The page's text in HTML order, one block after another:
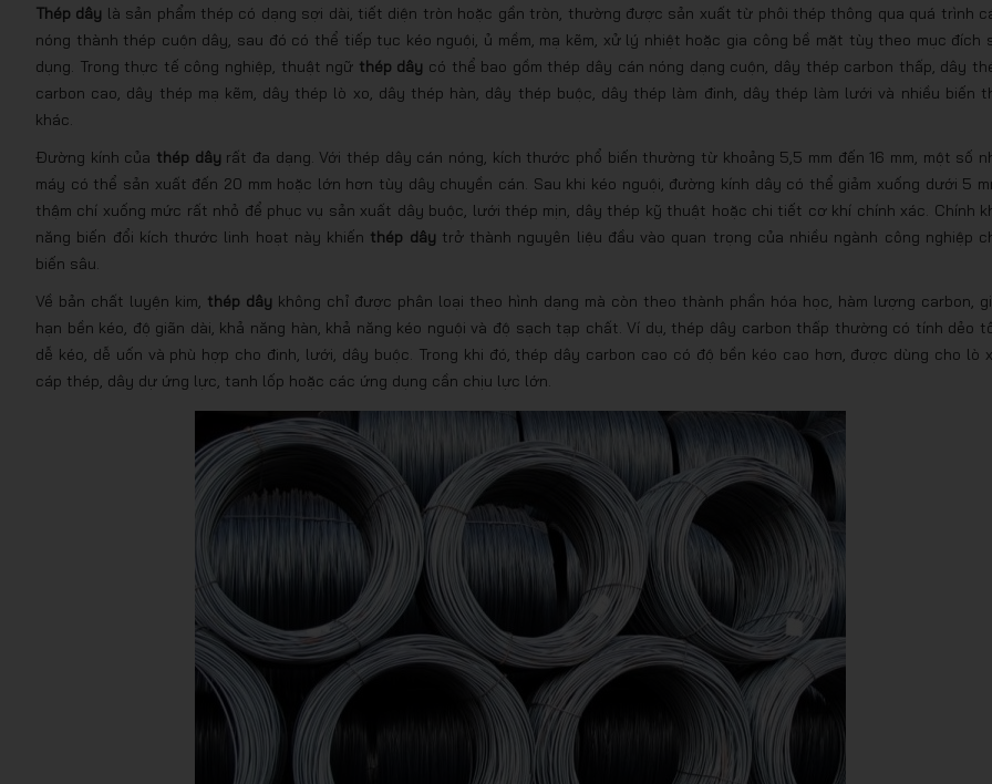
Thép dây là sản phẩm thép có dạng sợi dài, tiết diện tròn hoặc gần tròn, thường được sản xuất từ phôi thép thông qua quá trình
nóng thành thép cuộn dây, sau đó có thể tiếp tục kéo nguội, ủ mềm, mạ kẽm, xử lý nhiệt hoặc gia công bề mặt tùy theo mục đích
dụng. Trong thực tế công nghiệp, thuật ngữ thép dây có thể bao gồm thép dây cán nóng dạng cuộn, dây thép carbon thấp, dây
carbon cao, dây thép mạ kẽm, dây thép lò xo, dây thép hàn, dây thép buộc, dây thép làm đinh, dây thép làm lưới và nhiều biến
khác.
Đường kính của thép dây rất đa dạng. Với thép dây cán nóng, kích thước phổ biến thường từ khoảng 5,5 mm đến 16 mm, một số
máy có thể sản xuất đến 20 mm hoặc lớn hơn tùy dây chuyền cán. Sau khi kéo nguội, đường kính dây có thể giảm xuống dưới 5
thậm chí xuống mức rất nhỏ để phục vụ sản xuất dây buộc, lưới thép mịn, dây thép kỹ thuật hoặc chi tiết cơ khí chính xác. Chính
năng biến đổi kích thước linh hoạt này khiến thép dây trở thành nguyên liệu đầu vào quan trọng của nhiều ngành công nghiệp
biến sâu.
Về bản chất luyện kim, thép dây không chỉ được phân loại theo hình dạng mà còn theo thành phần hóa học, hàm lượng carbon,
hạn bền kéo, độ giãn dài, khả năng hàn, khả năng kéo nguội và độ sạch tạp chất. Ví dụ, thép dây carbon thấp thường có tính dẻo
dễ kéo, dễ uốn và phù hợp cho đinh, lưới, dây buộc. Trong khi đó, thép dây carbon cao có độ bền kéo cao hơn, được dùng cho lò
cáp thép, dây dự ứng lực, tanh lốp hoặc các ứng dụng cần chịu lực lớn.